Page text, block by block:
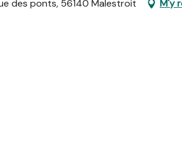
des ponts, 56140 Malestroit
M'y